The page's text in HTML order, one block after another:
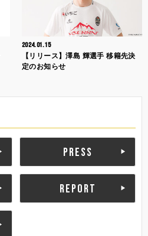
2024.01.15
【リリース】澤島 輝選手 移籍先決
定のお知らせ
PRESS
REPORT